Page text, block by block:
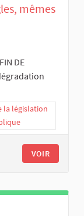
mêmes
DE
la législation
VOIR